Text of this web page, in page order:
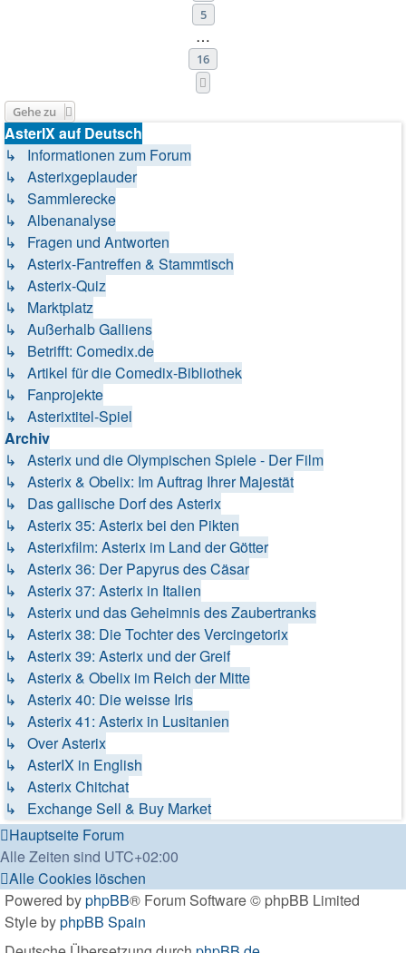
5
…
16
Gehe zu
AsterIX auf Deutsch
↳ Informationen zum Forum
↳ Asterixgeplauder
↳ Sammlerecke
↳ Albenanalyse
↳ Fragen und Antworten
↳ Asterix-Fantreffen & Stammtisch
↳ Asterix-Quiz
↳ Marktplatz
↳ Außerhalb Galliens
↳ Betrifft: Comedix.de
↳ Artikel für die Comedix-Bibliothek
↳ Fanprojekte
↳ Asterixtitel-Spiel
Archiv
↳ Asterix und die Olympischen Spiele - Der Film
↳ Asterix & Obelix: Im Auftrag Ihrer Majestät
↳ Das gallische Dorf des Asterix
↳ Asterix 35: Asterix bei den Pikten
↳ Asterixfilm: Asterix im Land der Götter
↳ Asterix 36: Der Papyrus des Cäsar
↳ Asterix 37: Asterix in Italien
↳ Asterix und das Geheimnis des Zaubertranks
↳ Asterix 38: Die Tochter des Vercingetorix
↳ Asterix 39: Asterix und der Greif
↳ Asterix & Obelix im Reich der Mitte
↳ Asterix 40: Die weisse Iris
↳ Asterix 41: Asterix in Lusitanien
↳ Over Asterix
↳ AsterIX in English
↳ Asterix Chitchat
↳ Exchange Sell & Buy Market
Hauptseite Forum
Alle Zeiten sind UTC+02:00
Alle Cookies löschen
Powered byphpBB® Forum Software © phpBB Limited
Style byphpBB Spain